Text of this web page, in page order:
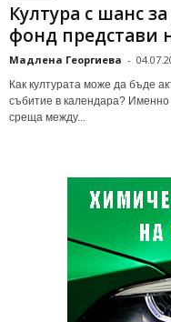
Култура с шанс
фонд представи
Мадлена Георгиева -
Как културата може да бъде
събитие в календара?
среща между...